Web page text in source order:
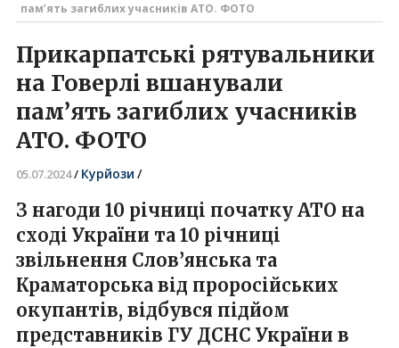
пам’ять загиблих учасників АТО. ФОТО
Прикарпатські рятувальники
на Говерлі вшанували
пам’ять загиблих учасників
АТО. ФОТО
05.07.2024/ Курйози /
З нагоди 10 річниці початку АТО на
сході України та 10 річниці
звільнення Слов’янська та
Краматорська від проросійських
окупантів, відбувся підйом
представників ГУ ДСНС України в